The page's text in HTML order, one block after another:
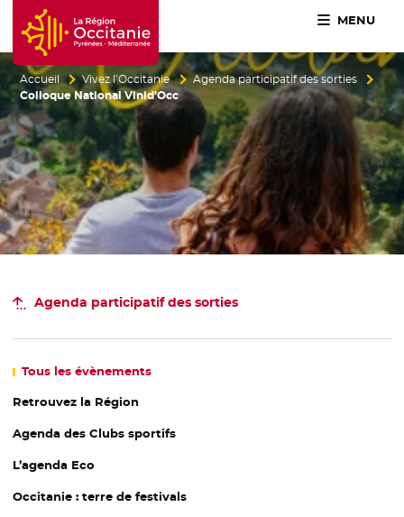
Accueil Région Occitanie / Pyrénées-Méditerranée
MENU
Accueil Vivez l’Occitanie
Agenda participatif des sorties
Colloque National Vinid’Occ
Agenda participatifdes sorties
Tous les évènements
Retrouvez la Région
Agenda des Clubs sportifs
L’agenda Eco
Occitanie : terre de festivals